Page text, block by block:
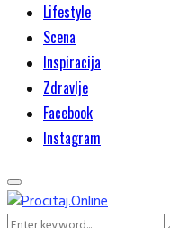
Lifestyle
Scena
Inspiracija
Zdravlje
Facebook
Instagram
Primary
Menu